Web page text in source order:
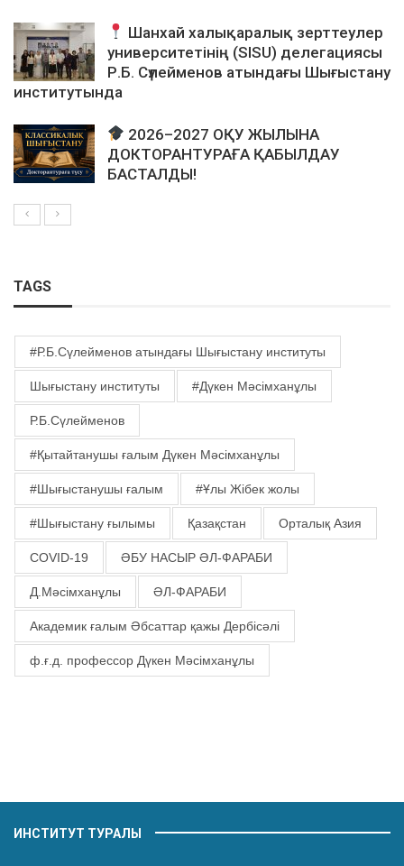
Шанхай халықаралық зерттеулер
университетінің (SISU) делегациясы
Р.Б. Сүлейменов атындағы Шығыстану
институтында
2026–2027 ОҚУ ЖЫЛЫНА
ДОКТОРАНТУРАҒА ҚАБЫЛДАУ
БАСТАЛДЫ!
TAGS
#Р.Б.Сүлейменов атындағы Шығыстану институты
Шығыстану институты #Дүкен Мәсімханұлы
Р.Б.Сүлейменов
#Қытайтанушы ғалым Дүкен Мәсімханұлы
#Шығыстанушы ғалым #Ұлы Жібек жолы
#Шығыстану ғылымы Қазақстан Орталық Азия
COVID-19 ӘБУ НАСЫР ӘЛ-ФАРАБИ
Д.Мәсімханұлы ӘЛ-ФАРАБИ
Академик ғалым Әбсаттар қажы Дербісәлі
ф.ғ.д. профессор Дүкен Мәсімханұлы
ИНСТИТУТ ТУРАЛЫ